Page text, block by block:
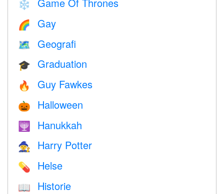
❄️
🌈 Gay
🗺 Geografi
🎓 Graduation
🔥 Guy Fawkes
🎃 Halloween
🕎 Hanukkah
🧙 Harry Potter
💊 Helse
📖 Historie